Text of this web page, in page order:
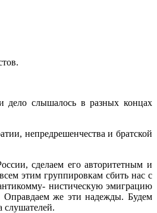
дело слышалось в разных концах
непредрешенчества и братской
сделаем его авторитетным и
этим группировкам сбить нас с
нистическую эмиграцию
Оправдаем же эти надежды. Будем
слушателей.